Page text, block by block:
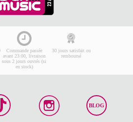
Commande passée
avant 23:00, livraison
sous 2 jours ouvrés (si
en stock)
30 jours satisfait ou
remboursé
BLOG